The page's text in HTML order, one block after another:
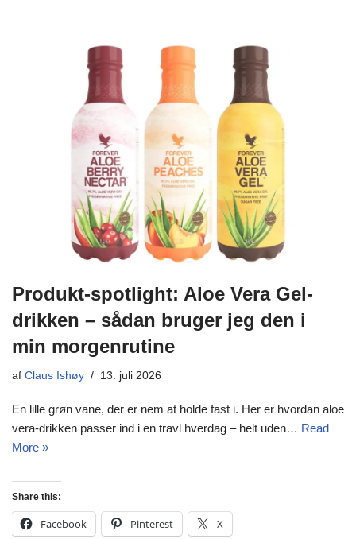
Produkt-spotlight: Aloe Vera Gel-
drikken – sådan bruger jeg den i
min morgenrutine
af Claus Ishøy 13. juli 2026
En lille grøn vane, der er nem at holde fast i. Her er hvordan aloe
vera-drikken passer ind i en travl hverdag – helt uden… Read
More »
Share this:
Facebook Pinterest X